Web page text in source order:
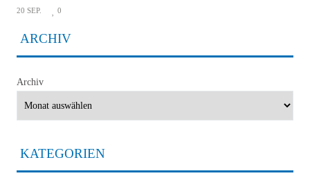
20 SEP. 0
ARCHIV
Archiv
KATEGORIEN